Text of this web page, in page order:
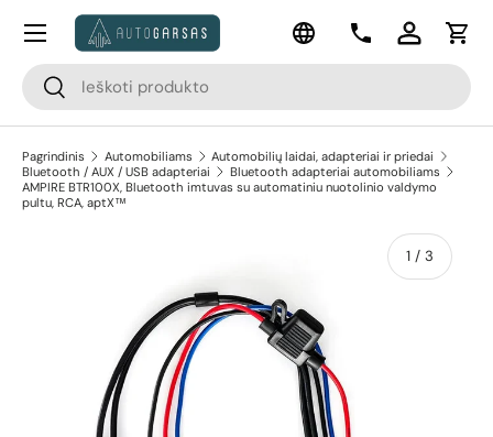
Pereiti prie turinio
Paieška
Paieška
Kalba
KontaktaiPrisijungti
Meniu
Pagrindinis Automobiliams
Automobilių laidai, adapteriai ir priedai
Bluetooth / AUX / USB adapteriai
Bluetooth adapteriai automobiliams
AMPIRE BTR100X, Bluetooth imtuvas su automatiniu nuotolinio valdymo
pultu, RCA, aptX™
1 / apie
3